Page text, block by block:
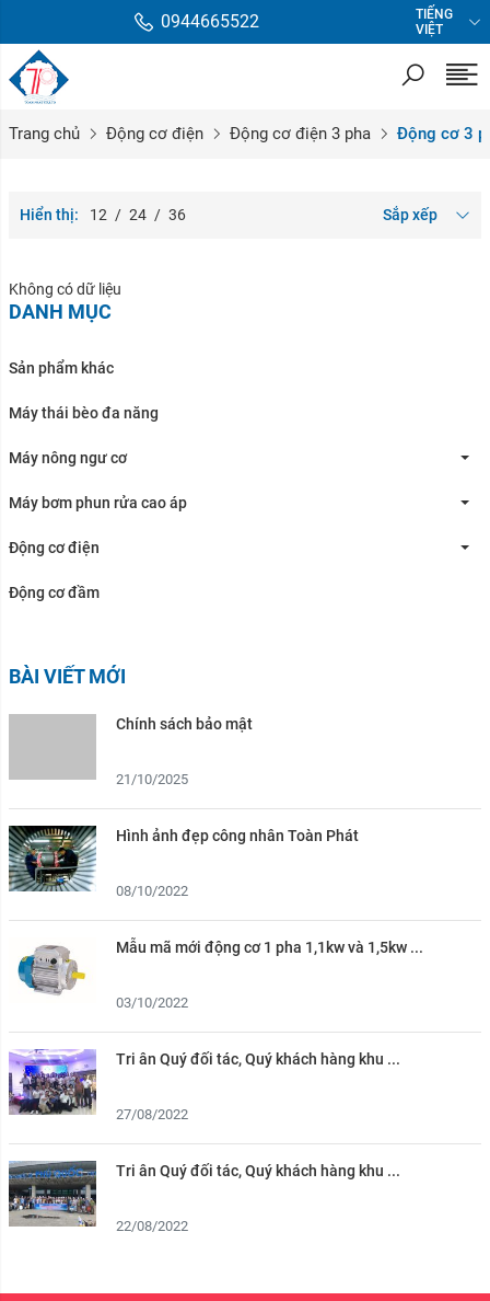
0944665522
TIẾNG
VIỆT
Trang chủ Động cơ điện Động cơ điện 3 pha Động cơ 3
Hiển thị: 12 / 24 / 36 Sắp xếp
Không có dữ liệu
DANH MỤC
Sản phẩm khác
Máy thái bèo đa năng
Máy nông ngư cơ
Máy bơm phun rửa cao áp
Động cơ điện
Động cơ đầm
BÀI VIẾT MỚI
Chính sách bảo mật
21/10/2025
Hình ảnh đẹp công nhân Toàn Phát
08/10/2022
Mẫu mã mới động cơ 1 pha 1,1kw và 1,5kw ...
03/10/2022
Tri ân Quý đối tác, Quý khách hàng khu ...
27/08/2022
Tri ân Quý đối tác, Quý khách hàng khu ...
22/08/2022